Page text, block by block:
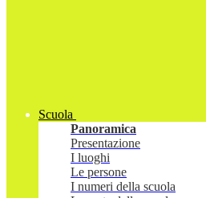
Scuola
Panoramica
Presentazione
I luoghi
Le persone
I numeri della scuola